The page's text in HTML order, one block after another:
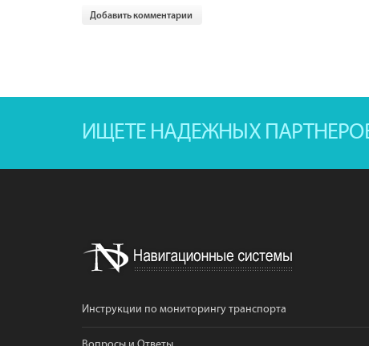
Добавить комментарии
ИЩЕТЕ НАДЕЖНЫХ
Инструкции по мониторингу транспорта